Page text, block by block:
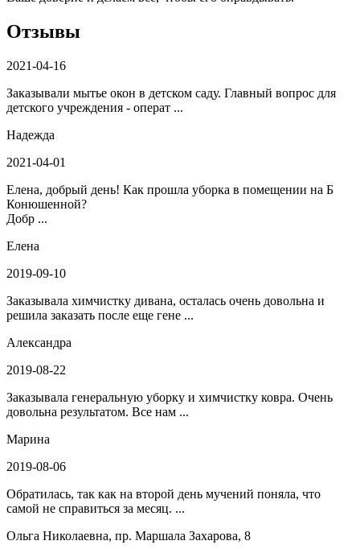
Отзывы
2021-04-16
Заказывали мытье окон в детском саду. Главный вопрос для
детского учреждения - операт ...
Надежда
2021-04-01
Елена, добрый день! Как прошла уборка в помещении на Б
Конюшенной?
Добр ...
Елена
2019-09-10
Заказывала химчистку дивана, осталась очень довольна и
решила заказать после еще гене ...
Александра
2019-08-22
Заказывала генеральную уборку и химчистку ковра. Очень
довольна результатом. Все нам ...
Марина
2019-08-06
Обратилась, так как на второй день мучений поняла, что
самой не справиться за месяц. ...
Ольга Николаевна, пр. Маршала Захарова, 8